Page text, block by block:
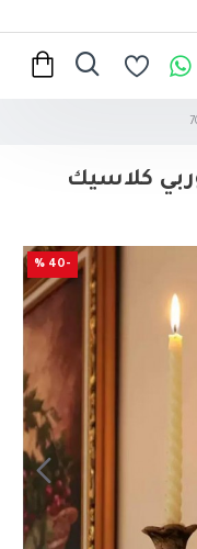
كلاسيك
-40 %